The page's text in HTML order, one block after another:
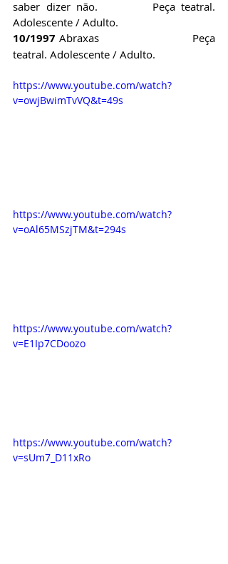
saber dizer não.         Peça teatral.
Adolescente / Adulto.
10/1997 Abraxas                          Peça
teatral. Adolescente / Adulto.
https://www.youtube.com/watch?
v=owjBwimTvVQ&t=49s
https://www.youtube.com/watch?
v=oAl65MSzjTM&t=294s
https://www.youtube.com/watch?
v=E1Ip7CDoozo
https://www.youtube.com/watch?
v=sUm7_D11xRo